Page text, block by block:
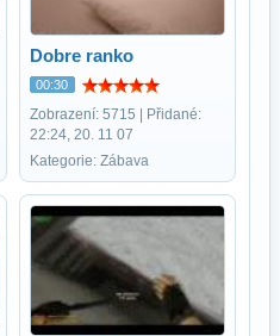
Dobre ranko
00:30
Zobrazení: 5715 | Přidané:
22:24, 20. 11 07
Kategorie: Zábava